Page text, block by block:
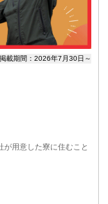
掲載期間：2026年7月30日～
が用意した寮に住むこと